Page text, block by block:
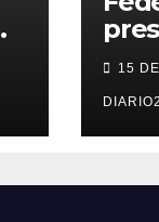
de
y
15